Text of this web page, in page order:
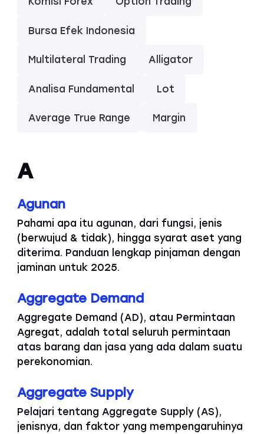
Bursa Efek Indonesia
Multilateral Trading Alligator
Analisa Fundamental Lot
Average True Range Margin
A
Agunan
Pahami apa itu agunan, dari fungsi, jenis
(berwujud & tidak), hingga syarat aset yang
diterima. Panduan lengkap pinjaman dengan
jaminan untuk 2025.
Aggregate Demand
Aggregate Demand (AD), atau Permintaan
Agregat, adalah total seluruh permintaan
atas barang dan jasa yang ada dalam suatu
perekonomian.
Aggregate Supply
Pelajari tentang Aggregate Supply (AS),
jenisnya, dan faktor yang mempengaruhinya